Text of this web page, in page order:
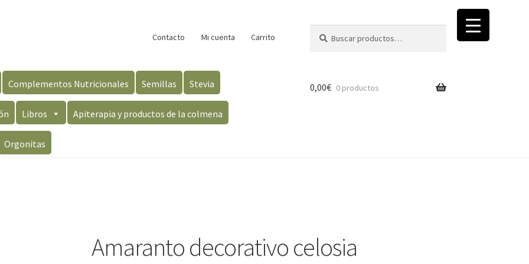
Contacto Mi cuenta Carrito
por:
Complementos Nutricionales Semillas Stevia
Libros Apiterapia y productos de la colmena
Orgonitas
0,00€ 0 productos
Amaranto decorativo celosia